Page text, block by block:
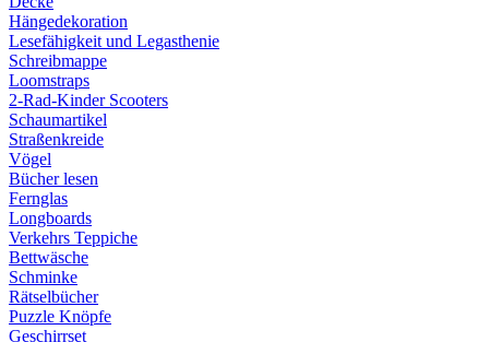
Hängedekoration
Lesefähigkeit und Legasthenie
Schreibmappe
Loomstraps
2-Rad-Kinder Scooters
Schaumartikel
Straßenkreide
Vögel
Bücher lesen
Fernglas
Longboards
Verkehrs Teppiche
Bettwäsche
Schminke
Rätselbücher
Puzzle Knöpfe
Geschirrset